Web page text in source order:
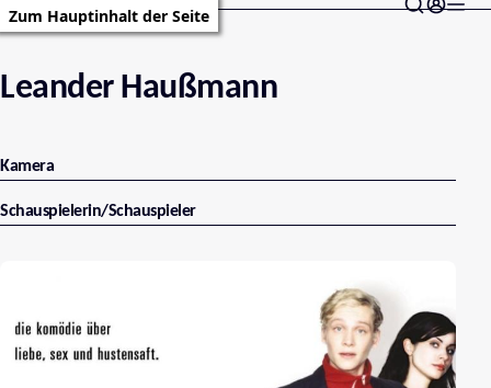
Zum Hauptinhalt der Seite
Leander Haußmann
Kamera
Schauspielerin/Schauspieler